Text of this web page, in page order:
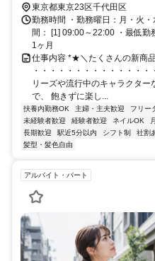
東京都東京23区千代田区
勤務時間 ・勤務曜日：月・火
間： [1] 09:00～22:00 ・最低勤
1ヶ月
仕事内容 *★＼たくさんの新商
・・・・・・・・・・・・・
リーズや流行中のキャラクタ
で、 飽きずに楽し...
扶養内勤務OK 主婦・主夫歓迎 フリー
未経験者歓迎
経験者歓迎 ネイルOK
長期歓迎
駅近5分以内 シフト制 社割
髪型・髪色自由
アルバイト・パート